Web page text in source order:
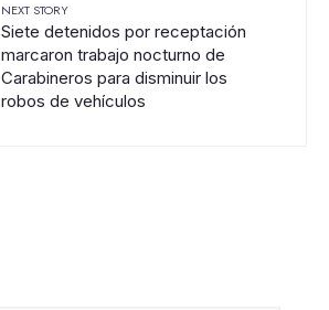
NEXT STORY
Siete detenidos por receptación
marcaron trabajo nocturno de
Carabineros para disminuir los
robos de vehículos